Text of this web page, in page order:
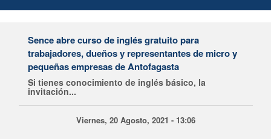
Sence abre curso de inglés gratuito para
trabajadores, dueños y representantes de micro y
pequeñas empresas de Antofagasta
Si tienes conocimiento de inglés básico, la
invitación...
Viernes, 20 Agosto, 2021 - 13:06